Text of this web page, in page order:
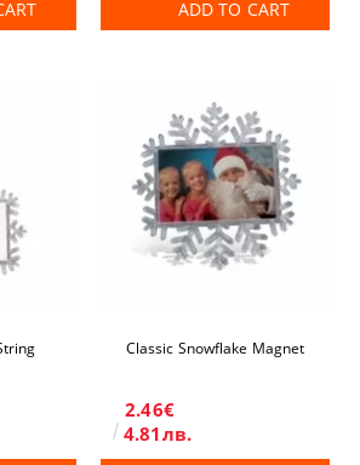
ADD TO CART
Classic Snowflake Magnet
2.46€
4.81лв.